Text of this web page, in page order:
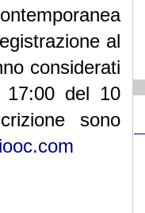
al
considerati
17:00 del 10
sono